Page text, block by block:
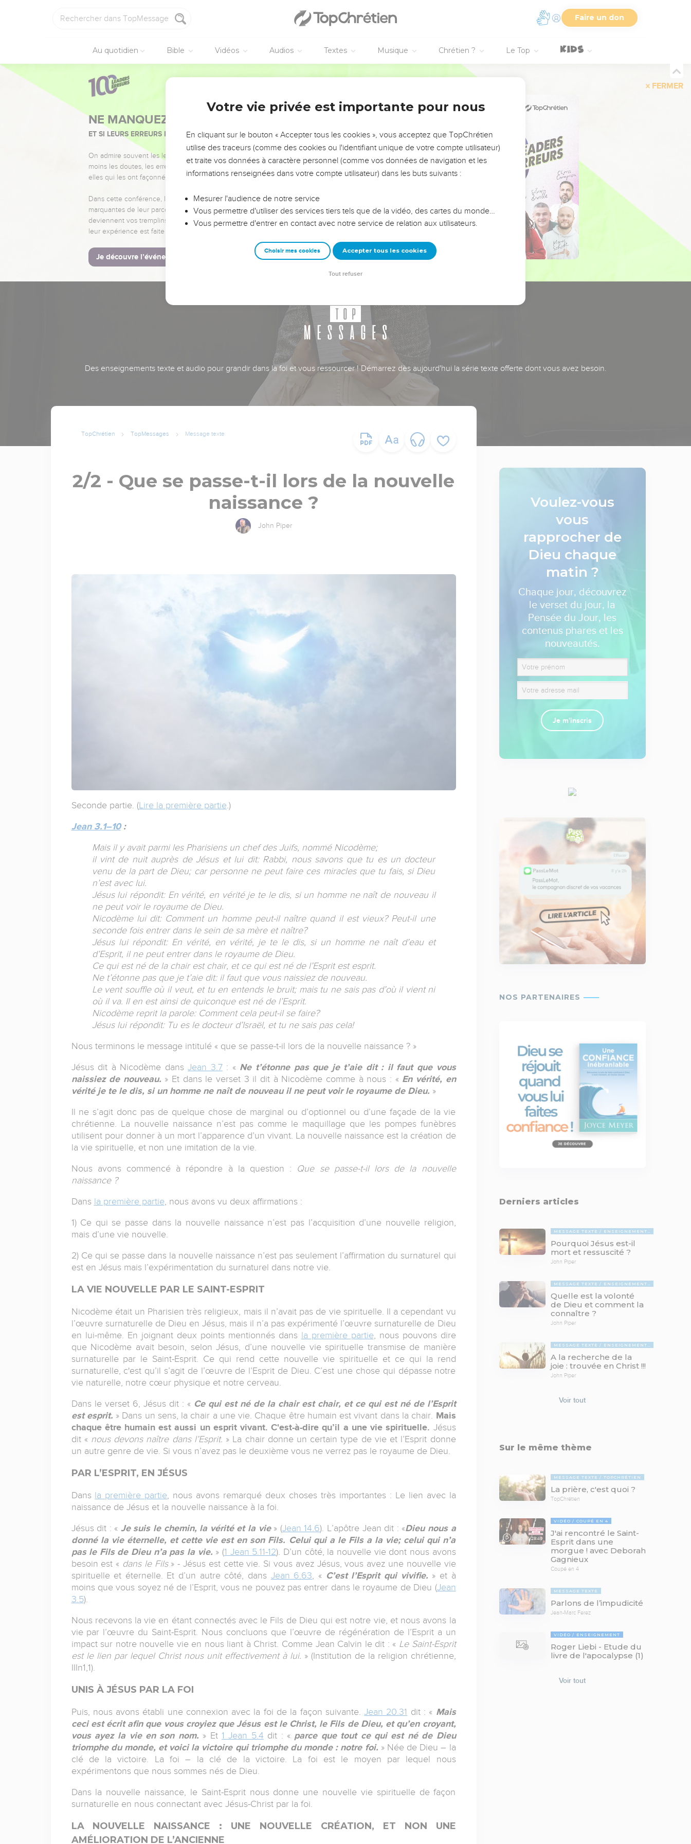
Faire un don
Au quotidien Bible Vidéos Audios Textes Musique Chrétien ? Le Top
FERMER
NE MANQUEZ PAS L’ÉVÉNEMENT DE L’ANNÉE !
ET SI LEURS ERREURS POUVAIENT VOUS ÉVITER LES VOTRES ?
On admire souvent les leaders pour leurs réussites, leur impact, leur foi ou leur vision. Mais on voit
moins les doutes, les erreurs et les saisons difficiles qu'ils ont traversés, alors même que ce sont
elles qui les ont façonnés.
Dans cette conférence, leaders, entrepreneurs, et responsables reviennent sur les erreurs
marquantes de leur parcours et les clés pour avancer avec plus de sagesse afin que leurs erreurs
deviennent vos tremplins. Que vous guidiez un ministère, une équipe, un groupe ou une famille,
leur expérience est faite pour vous.
Je découvre l’événement
Des enseignements texte et audio pour grandir dans la foi et vous ressourcer ! Démarrez dès aujourd'hui la série texte offerte dont vous avez besoin.
TopChrétien TopMessages Message texte
2/2 - Que se passe-t-il lors de la nouvelle
naissance ?
John Piper
Seconde partie. (Lire la première partie.)
Jean 3.1–10:
Mais il y avait parmi les Pharisiens un chef des Juifs, nommé Nicodème;
il vint de nuit auprès de Jésus et lui dit: Rabbi, nous savons que tu es un docteur
venu de la part de Dieu; car personne ne peut faire ces miracles que tu fais, si Dieu
n’est avec lui.
Jésus lui répondit: En vérité, en vérité je te le dis, si un homme ne naît de nouveau il
ne peut voir le royaume de Dieu.
Nicodème lui dit: Comment un homme peut-il naître quand il est vieux? Peut-il une
seconde fois entrer dans le sein de sa mère et naître?
Jésus lui répondit: En vérité, en vérité, je te le dis, si un homme ne naît d’eau et
d’Esprit, il ne peut entrer dans le royaume de Dieu.
Ce qui est né de la chair est chair, et ce qui est né de l’Esprit est esprit.
Ne t’étonne pas que je t’aie dit: il faut que vous naissiez de nouveau.
Le vent souffle où il veut, et tu en entends le bruit; mais tu ne sais pas d’où il vient ni
où il va. Il en est ainsi de quiconque est né de l’Esprit.
Nicodème reprit la parole: Comment cela peut-il se faire?
Jésus lui répondit: Tu es le docteur d’Israël, et tu ne sais pas cela!
Nous terminons le message intitulé « que se passe-t-il lors de la nouvelle naissance ? »
Jésus dit à Nicodème dansJean 3.7: « Ne t’étonne pas que je t’aie dit : il faut que vous
naissiez de nouveau. » Et dans le verset 3 il dit à Nicodème comme à nous : « En vérité, en
vérité je te le dis, si un homme ne naît de nouveau il ne peut voir le royaume de Dieu. »
Il ne s’agit donc pas de quelque chose de marginal ou d’optionnel ou d’une façade de la vie
chrétienne. La nouvelle naissance n’est pas comme le maquillage que les pompes funèbres
utilisent pour donner à un mort l’apparence d’un vivant. La nouvelle naissance est la création de
la vie spirituelle, et non une imitation de la vie.
Nous avons commencé à répondre à la question : Que se passe-t-il lors de la nouvelle
naissance ?
Dans la première partie, nous avons vu deux affirmations :
1) Ce qui se passe dans la nouvelle naissance n’est pas l’acquisition d’une nouvelle religion,
mais d’une vie nouvelle.
2) Ce qui se passe dans la nouvelle naissance n’est pas seulement l’affirmation du surnaturel qui
est en Jésus mais l’expérimentation du surnaturel dans notre vie.
LA VIE NOUVELLE PAR LE SAINT-ESPRIT
Nicodème était un Pharisien très religieux, mais il n’avait pas de vie spirituelle. Il a cependant vu
l’œuvre surnaturelle de Dieu en Jésus, mais il n’a pas expérimenté l’œuvre surnaturelle de Dieu
en lui-même. En joignant deux points mentionnés dans la première partie, nous pouvons dire
que Nicodème avait besoin, selon Jésus, d’une nouvelle vie spirituelle transmise de manière
surnaturelle par le Saint-Esprit. Ce qui rend cette nouvelle vie spirituelle et ce qui la rend
surnaturelle, c'est qu’il s’agit de l’œuvre de l’Esprit de Dieu. C’est une chose qui dépasse notre
vie naturelle, notre cœur physique et notre cerveau.
Dans le verset 6, Jésus dit : « Ce qui est né de la chair est chair, et ce qui est né de l’Esprit
est esprit. » Dans un sens, la chair a une vie. Chaque être humain est vivant dans la chair. Mais
chaque être humain est aussi un esprit vivant. C'est-à-dire qu’il a une vie spirituelle. Jésus
dit « nous devons naître dans l’Esprit. » La chair donne un certain type de vie et l’Esprit donne
un autre genre de vie. Si vous n’avez pas le deuxième vous ne verrez pas le royaume de Dieu.
PAR L’ESPRIT, EN JÉSUS
Dans la première partie, nous avons remarqué deux choses très importantes : Le lien avec la
naissance de Jésus et la nouvelle naissance à la foi.
Jésus dit : « Je suis le chemin, la vérité et la vie » (Jean 14.6). L’apôtre Jean dit : «Dieu nous a
donné la vie éternelle, et cette vie est en son Fils. Celui qui a le Fils a la vie; celui qui n’a
pas le Fils de Dieu n’a pas la vie. » (1 Jean 5.11-12). D’un côté, la nouvelle vie dont nous avons
besoin est « dans le Fils» - Jésus est cette vie. Si vous avez Jésus, vous avez une nouvelle vie
spirituelle et éternelle. Et d’un autre côté, dans Jean 6.63, « C’est l’Esprit qui vivifie. » et à
moins que vous soyez né de l’Esprit, vous ne pouvez pas entrer dans le royaume de Dieu (Jean
3.5).
Nous recevons la vie en étant connectés avec le Fils de Dieu qui est notre vie, et nous avons la
vie par l’œuvre du Saint-Esprit. Nous concluons que l’œuvre de régénération de l’Esprit a un
impact sur notre nouvelle vie en nous liant à Christ. Comme Jean Calvin le dit : « Le Saint-Esprit
est le lien par lequel Christ nous unit effectivement à lui. » (Institution de la religion chrétienne,
IIIn1,1).
UNIS À JÉSUS PAR LA FOI
Puis, nous avons établi une connexion avec la foi de la façon suivante.Jean 20.31 dit : « Mais
ceci est écrit afin que vous croyiez que Jésus est le Christ, le Fils de Dieu, et qu’en croyant,
vous ayez la vie en son nom. » Et1 Jean 5.4 dit : « parce que tout ce qui est né de Dieu
triomphe du monde, et voici la victoire qui triomphe du monde : notre foi. » Née de Dieu – la
clé de la victoire. La foi – la clé de la victoire. La foi est le moyen par lequel nous
expérimentons que nous sommes nés de Dieu.
Dans la nouvelle naissance, le Saint-Esprit nous donne une nouvelle vie spirituelle de façon
surnaturelle en nous connectant avec Jésus-Christ par la foi.
LA NOUVELLE NAISSANCE : UNE NOUVELLE CRÉATION, ET NON UNE
AMÉLIORATION DE L’ANCIENNE
Voulez-vous
vous
rapprocher de
Dieu chaque
matin ?
Chaque jour, découvrez
le verset du jour, la
Pensée du Jour, les
contenus phares et les
nouveautés.
Je m'inscris
Derniers articles
MESSAGE TEXTE ENSEIGNEMENTS BIBLIQUES
Pourquoi Jésus est-il
mort et ressuscité ?
John Piper
MESSAGE TEXTE ENSEIGNEMENTS BIBLIQUES
Quelle est la volonté
de Dieu et comment la
connaître ?
John Piper
MESSAGE TEXTE ENSEIGNEMENTS BIBLIQUES
A la recherche de la
joie : trouvée en Christ !!!
John Piper
Voir tout
Sur le même thème
MESSAGE TEXTE TOPCHRÉTIEN
La prière, c'est quoi ?
TopChrétien
29:46
VIDÉO COUPÉ EN 4
J'ai rencontré le Saint-
Esprit dans une
morgue ! avec Deborah
Gagnieux
Coupé en 4
MESSAGE TEXTE
Parlons de l’impudicité
Jean-Marc Ferez
VIDÉO ENSEIGNEMENT
Roger Liebi - Etude du
livre de l'apocalypse (1)
Voir tout
Votre vie privée est importante pour nous
En cliquant sur le bouton « Accepter tous les cookies », vous acceptez que TopChrétien
utilise des traceurs (comme des cookies ou l'identifiant unique de votre compte utilisateur)
et traite vos données à caractère personnel (comme vos données de navigation et les
informations renseignées dans votre compte utilisateur) dans les buts suivants :
Mesurer l'audience de notre service
Vous permettre d'utiliser des services tiers tels que de la vidéo, des cartes du monde…
Vous permettre d'entrer en contact avec notre service de relation aux utilisateurs.
Choisir mes cookies Accepter tous les cookies
Tout refuser